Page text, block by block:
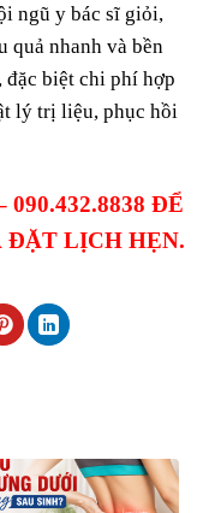
ngũ y bác sĩ giỏi,
quả nhanh và bền
biệt chi phí hợp
lý trị liệu, phục hồi
090.432.8838 ĐỂ
ĐẶT LỊCH HẸN.